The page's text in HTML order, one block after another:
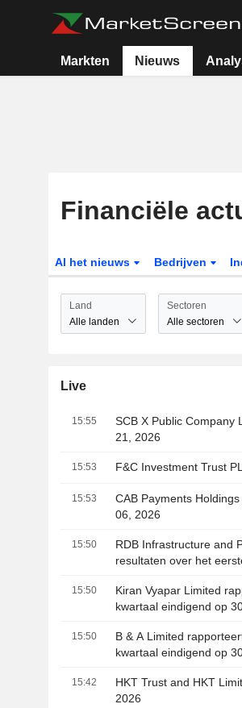
Markten Nieuws
Financiële
Al het nieuws Bedrijven
Land
Alle landen
Sectoren
Alle sectoren
Live
15:55
SCB X Public Company
21, 2026
15:53 F&C Investment Trust
15:53
CAB Payments
06, 2026
15:50
RDB Infrastructure and
resultaten over het
15:50
Kiran Vyapar Limited
kwartaal eindigend op
15:50
B & A Limited
kwartaal eindigend op
15:42
HKT Trust and HKT
2026